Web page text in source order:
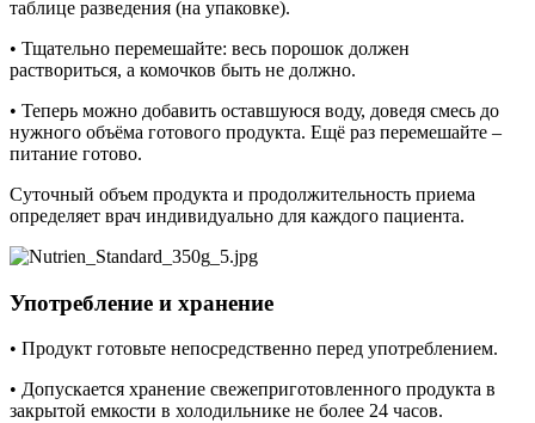
таблице разведения (на упаковке).
• Тщательно перемешайте: весь порошок должен
раствориться, а комочков быть не должно.
• Теперь можно добавить оставшуюся воду, доведя смесь до
нужного объёма готового продукта. Ещё раз перемешайте –
питание готово.
Суточный объем продукта и продолжительность приема
определяет врач индивидуально для каждого пациента.
Употребление и хранение
• Продукт готовьте непосредственно перед употреблением.
• Допускается хранение свежеприготовленного продукта в
закрытой емкости в холодильнике не более 24 часов.